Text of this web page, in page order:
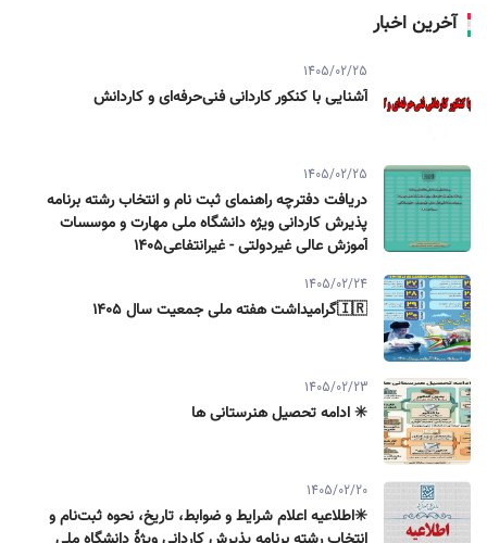
آشنایی با کنکور کاردانی فنی‌حرفه‌ای و کاردانش
1405/02/25
دریافت دفترچه راهنمای ثبت نام و انتخاب رشته برنامه
پذیرش کاردانی ویژه دانشگاه ملی مهارت و موسسات
آموزش عالی غیردولتی - غیرانتفاعی1405
1405/02/24
🇮🇷گرامیداشت هفته ملی جمعیت سال ۱۴۰۵
1405/02/23
✳️ ادامه تحصیل هنرستانی ها
1405/02/20
✳️اطلاعیه اعلام شرایط و ضوابط، تاریخ، نحوه ثبت‌نام و